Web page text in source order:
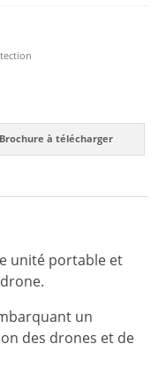
Brochure à télécharger
unité portable et
un
des drones et de